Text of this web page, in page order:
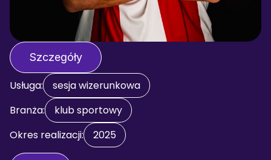
Szczegóły
Usługa:
sesja wizerunkowa
Branża:
klub sportowy
Okres realizacji:
2025